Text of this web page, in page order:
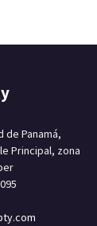
de Panamá,
Principal, zona